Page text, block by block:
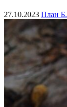
27.10.2023 План Б.